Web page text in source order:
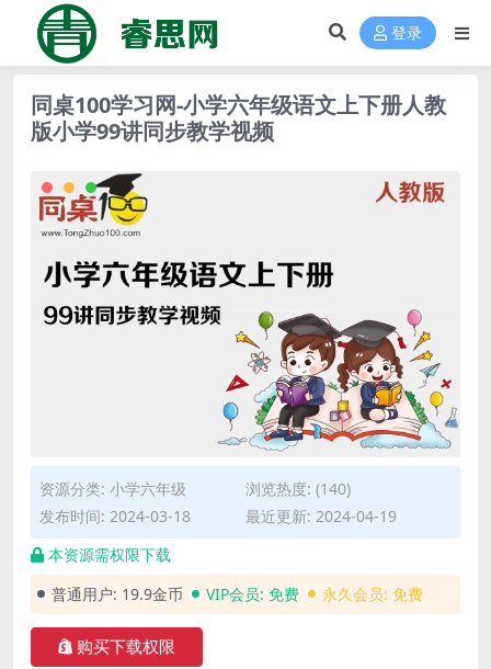
登录
同桌100学习网-小学六年级语文上下册人教
版小学99讲同步教学视频
资源分类: 小学六年级
浏览热度: (140)
发布时间: 2024-03-18
最近更新: 2024-04-19
本资源需权限下载
普通用户: 19.9金币 VIP会员: 免费 永久会员: 免费
购买下载权限